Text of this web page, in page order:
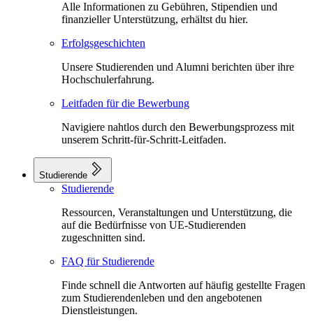
Alle Informationen zu Gebühren, Stipendien und
finanzieller Unterstützung, erhältst du hier.
Erfolgsgeschichten
Unsere Studierenden und Alumni berichten über ihre
Hochschulerfahrung.
Leitfaden für die Bewerbung
Navigiere nahtlos durch den Bewerbungsprozess mit
unserem Schritt-für-Schritt-Leitfaden.
Studierende
Studierende
Ressourcen, Veranstaltungen und Unterstützung, die
auf die Bedürfnisse von UE-Studierenden
zugeschnitten sind.
FAQ für Studierende
Finde schnell die Antworten auf häufig gestellte Fragen
zum Studierendenleben und den angebotenen
Dienstleistungen.